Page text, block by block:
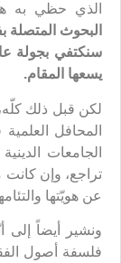
الذي حظي به
البحوث المتصلة
سنكتفي بجولة
يسعها المقام.
لكن قبل ذلك
المحافل
الجامعات
تراجع، وإن
عن هويّتها
ونشير أيضاً
فلسفة أصول